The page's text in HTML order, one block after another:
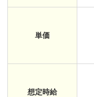
単価
想定時給